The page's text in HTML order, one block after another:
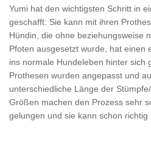
Yumi hat den wichtigsten Schritt in
geschafft: Sie kann mit ihren
Hündin, die ohne beziehungsweise
Pfoten ausgesetzt wurde, hat einen
ins normale Hundeleben hinter sich
Prothesen wurden angepasst und
unterschiedliche Länge der
Größen machen den Prozess sehr
gelungen und sie kann schon richtig